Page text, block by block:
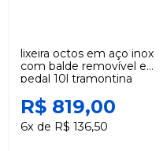
lixeira octos em aço inox
com balde removível e
pedal 10l tramontina
R$ 819,00
6x de R$ 136,50